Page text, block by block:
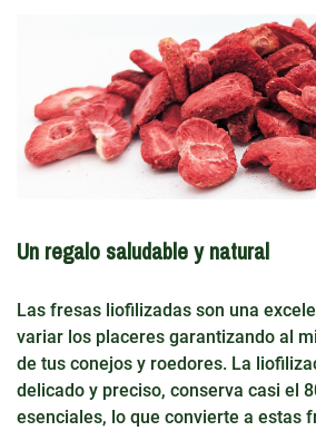
Un regalo saludable y natural
Las fresas liofilizadas son una
variar los placeres garantizando al
de tus conejos y roedores. La
delicado y preciso, conserva casi el
esenciales, lo que convierte a estas